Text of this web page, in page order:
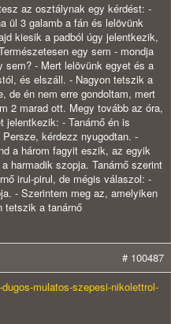
az osztálynak egy kérdést: -
ül 3 galamb a fán és lelövünk
kiesik a padból úgy jelentkezik,
egy sem - mondja
sem? - Mert lelövünk egyet és a
és elszáll. - Nagyon tetszik a
de én nem erre gondoltam, mert
2 marad ott. Megy tovább az óra,
jelentkezik: - Tanárnő én is
kérdezz nyugodtan. -
a három fagyit eszik, az egyik
harmadik szopja. Tanárnő szerint
irul-pirul, de mégis válaszol: -
- Szerintem meg az, amelyiken
tetszik a tanárnő
# 100487
mulatos-szepesi-nikolettrol-